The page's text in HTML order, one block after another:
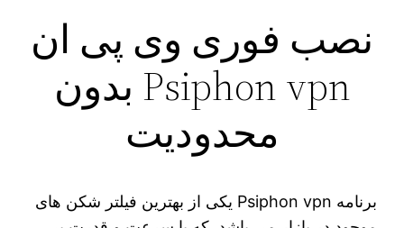
نصب فوری وی پی ان
Psiphon vpn بدون
محدودیت
برنامه Psiphon vpn یکی از بهترین فیلتر شکن های